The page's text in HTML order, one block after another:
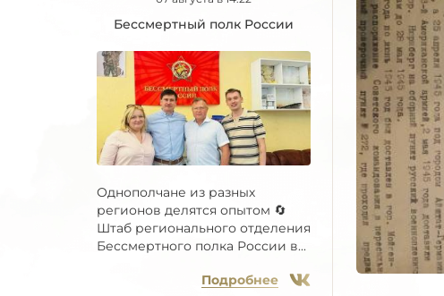
Бессмертный полк России
Однополчане из разных
регионов делятся опытом 🔄
Штаб регионального отделения
Бессмертного полка России в...
Подробнее